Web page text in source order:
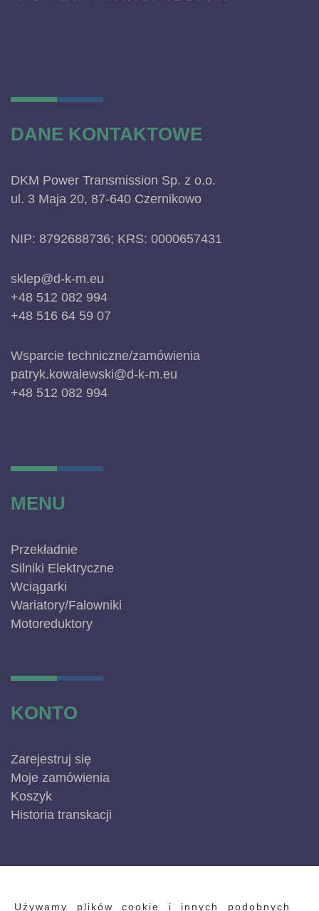
Używamy plików cookie i innych podobnych
DANE KONTAKTOWE
DKM Power Transmission Sp. z o.o.
ul. 3 Maja 20, 87-640 Czernikowo
NIP: 8792688736; KRS: 0000657431
sklep@d-k-m.eu
+48 512 082 994
+48 516 64 59 07
Wsparcie techniczne/zamówienia
patryk.kowalewski@d-k-m.eu
+48 512 082 994
MENU
Przekładnie
Silniki Elektryczne
Wciągarki
Wariatory/Falowniki
Motoreduktory
KONTO
Zarejestruj się
Moje zamówienia
Koszyk
Historia transkacji
INFORMACJE